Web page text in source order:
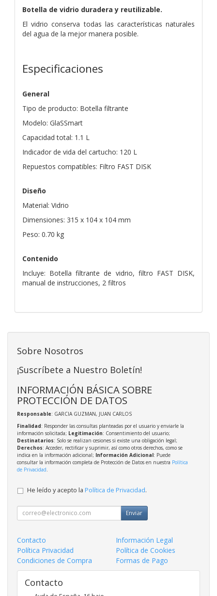
Botella de vidrio duradera y reutilizable.
El vidrio conserva todas las características naturales
del agua de la mejor manera posible.
Especificaciones
General
Tipo de producto: Botella filtrante
Modelo: GlaSSmart
Capacidad total: 1.1 L
Indicador de vida del cartucho: 120 L
Repuestos compatibles: Filtro FAST DISK
Diseño
Material: Vidrio
Dimensiones: 315 x 104 x 104 mm
Peso: 0.70 kg
Contenido
Incluye: Botella filtrante de vidrio, filtro FAST DISK,
manual de instrucciones, 2 filtros
Sobre Nosotros
¡Suscríbete a Nuestro Boletín!
INFORMACIÓN BÁSICA SOBRE
PROTECCIÓN DE DATOS
Responsable: GARCIA GUZMAN, JUAN CARLOS
Finalidad: Responder las consultas planteadas por el usuario y enviarle la
información solicitada; Legitimación: Consentimiento del usuario;
Destinatarios: Solo se realizan cesiones si existe una obligación legal;
Derechos: Acceder, rectificar y suprimir, así como otros derechos, como se
indica en la información adicional; Información Adicional: Puede
consultar la información completa de Protección de Datos en nuestra Política
de Privacidad
He leído y acepto la Política de Privacidad.
Enviar
Contacto
Información Legal
Política Privacidad
Política de Cookies
Condiciones de Compra
Formas de Pago
Contacto